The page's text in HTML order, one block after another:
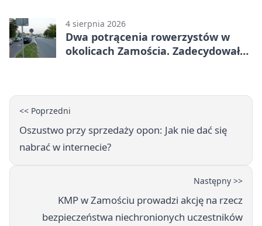
4 sierpnia 2026
Dwa potrącenia rowerzystów w
okolicach Zamościa. Zadecydowało
<< Poprzedni
Oszustwo przy sprzedaży opon: Jak nie dać się
nabrać w internecie?
Następny >>
KMP w Zamościu prowadzi akcję na rzecz
bezpieczeństwa niechronionych uczestników